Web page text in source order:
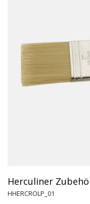
Herculiner
HHERCROLP_01